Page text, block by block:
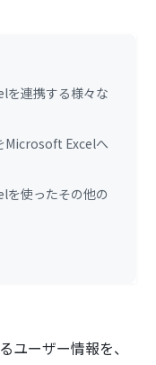
連携する様々な
Microsoft Excelへ
使ったその他の
ユーザー情報を、